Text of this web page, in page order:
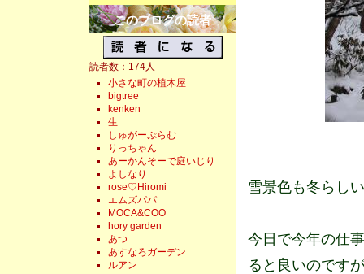
雪景色も冬らし
今日で今年の仕
ると良いのです
このブログの読者
読者数：174人
小さな町の植木屋
bigtree
kenken
生
しゅがーぷらむ
りっちゃん
あーかんそーで庭いじり
よしなり
rose♡Hiromi
エムズパパ
MOCA&COO
hory garden
あつ
あすなろガーデン
ルアン